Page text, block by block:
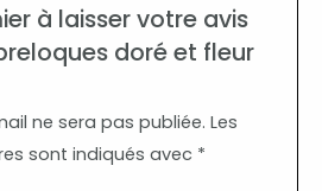
à laisser votre avis
doré et fleur
ne sera pas publiée. Les
sont indiqués avec *